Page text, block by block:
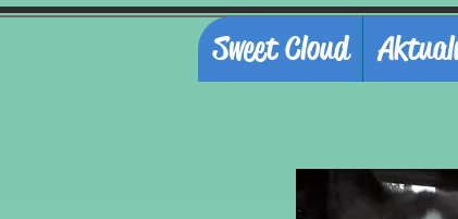
Sweet Cloud